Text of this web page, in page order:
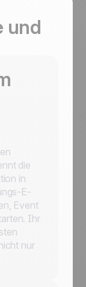
und
die
in
E-
Event
Ihr
nur